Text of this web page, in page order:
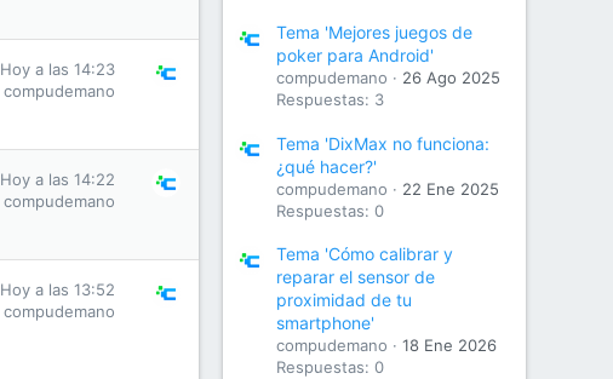
Hoy a las 14:23
compudemano
Hoy a las 14:22
compudemano
Hoy a las 13:52
compudemano
Tema 'Mejores juegos de
poker para Android'
compudemano
26 Ago 2025
Respuestas: 3
Tema 'DixMax no funciona:
¿qué hacer?'
compudemano
22 Ene 2025
Respuestas: 0
Tema 'Cómo calibrar y
reparar el sensor de
proximidad de tu
smartphone'
compudemano
18 Ene 2026
Respuestas: 0